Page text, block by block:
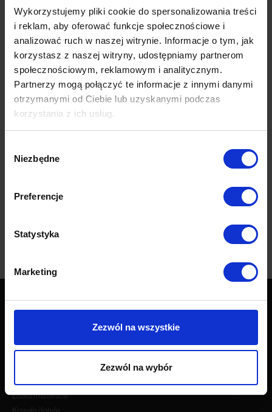
Wykorzystujemy pliki cookie do spersonalizowania treści
i reklam, aby oferować funkcje społecznościowe i
analizować ruch w naszej witrynie. Informacje o tym, jak
korzystasz z naszej witryny, udostępniamy partnerom
społecznościowym, reklamowym i analitycznym.
Partnerzy mogą połączyć te informacje z innymi danymi
otrzymanymi od Ciebie lub uzyskanymi podczas
korzystania z ich usług.
zgody
Niezbędne
Preferencje
Statystyka
Marketing
Zezwól na wszystkie
Zezwól na wybór
dodatkowych próbników tkanin lub chcesz zmienić konfigurację
mebla lub ilość modułów skontaktuj się z naszym biurem obsługi.
787 091 180
Opis produktu
Dane techniczne
Opinie (0)
Wszystkie produkty
Łóżka i materace